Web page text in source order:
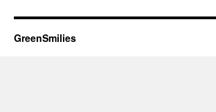
GreenSmilies